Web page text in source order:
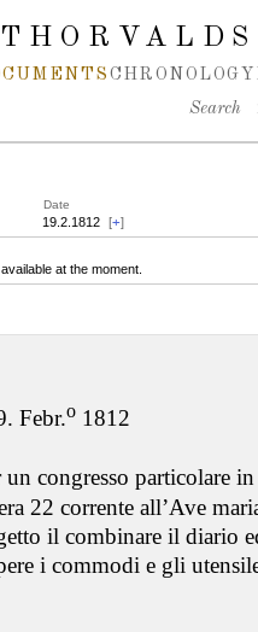
CHRONOLOGY
Search
Date
19.2.1812 [+]
at the moment.
Febr.o 1812
congresso particolare
22 corrente all’Ave
il combinare il diario
i commodi e gli